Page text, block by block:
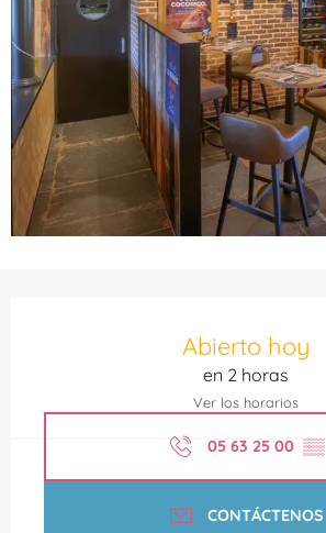
Abierto hoy
en 2 horas
Ver los horarios
05 63 25 00 ▒▒
CONTÁCTENOS